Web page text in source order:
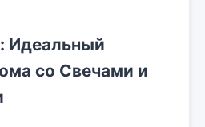
Идеальный
со Свечами и